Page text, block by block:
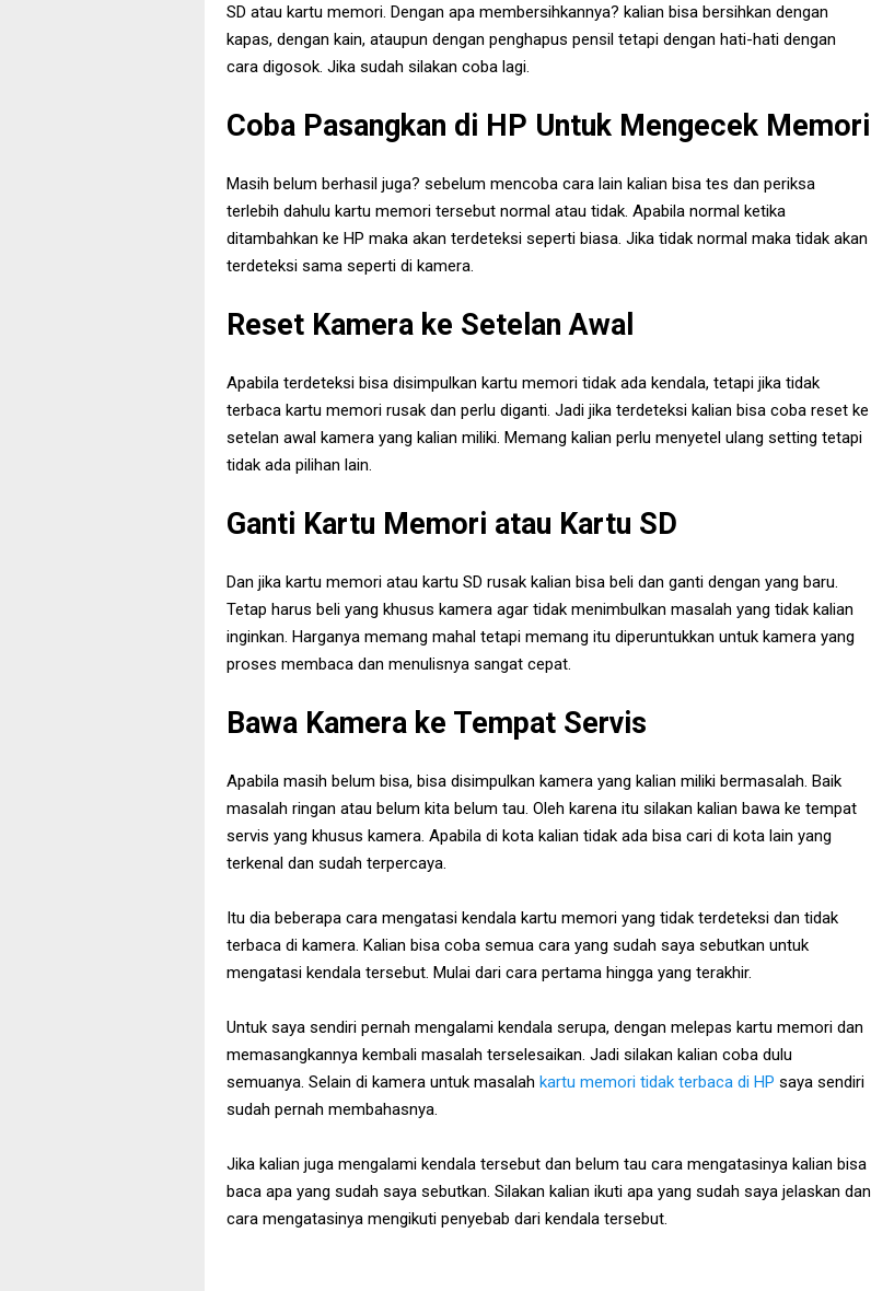
SD atau kartu memori. Dengan apa membersihkannya? kalian bisa bersihkan dengan
kapas, dengan kain, ataupun dengan penghapus pensil tetapi dengan hati-hati dengan
cara digosok. Jika sudah silakan coba lagi.
Coba Pasangkan di HP Untuk Mengecek Memori
Masih belum berhasil juga? sebelum mencoba cara lain kalian bisa tes dan periksa
terlebih dahulu kartu memori tersebut normal atau tidak. Apabila normal ketika
ditambahkan ke HP maka akan terdeteksi seperti biasa. Jika tidak normal maka tidak akan
terdeteksi sama seperti di kamera.
Reset Kamera ke Setelan Awal
Apabila terdeteksi bisa disimpulkan kartu memori tidak ada kendala, tetapi jika tidak
terbaca kartu memori rusak dan perlu diganti. Jadi jika terdeteksi kalian bisa coba reset ke
setelan awal kamera yang kalian miliki. Memang kalian perlu menyetel ulang setting tetapi
tidak ada pilihan lain.
Ganti Kartu Memori atau Kartu SD
Dan jika kartu memori atau kartu SD rusak kalian bisa beli dan ganti dengan yang baru.
Tetap harus beli yang khusus kamera agar tidak menimbulkan masalah yang tidak kalian
inginkan. Harganya memang mahal tetapi memang itu diperuntukkan untuk kamera yang
proses membaca dan menulisnya sangat cepat.
Bawa Kamera ke Tempat Servis
Apabila masih belum bisa, bisa disimpulkan kamera yang kalian miliki bermasalah. Baik
masalah ringan atau belum kita belum tau. Oleh karena itu silakan kalian bawa ke tempat
servis yang khusus kamera. Apabila di kota kalian tidak ada bisa cari di kota lain yang
terkenal dan sudah terpercaya.
Itu dia beberapa cara mengatasi kendala kartu memori yang tidak terdeteksi dan tidak
terbaca di kamera. Kalian bisa coba semua cara yang sudah saya sebutkan untuk
mengatasi kendala tersebut. Mulai dari cara pertama hingga yang terakhir.
Untuk saya sendiri pernah mengalami kendala serupa, dengan melepas kartu memori dan
memasangkannya kembali masalah terselesaikan. Jadi silakan kalian coba dulu
semuanya. Selain di kamera untuk masalah kartu memori tidak terbaca di HP saya sendiri
sudah pernah membahasnya.
Jika kalian juga mengalami kendala tersebut dan belum tau cara mengatasinya kalian bisa
baca apa yang sudah saya sebutkan. Silakan kalian ikuti apa yang sudah saya jelaskan dan
cara mengatasinya mengikuti penyebab dari kendala tersebut.